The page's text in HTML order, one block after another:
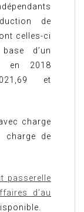
de
celles-ci
d’un
en 2018
et
charge
charge de
passerelle
d’au